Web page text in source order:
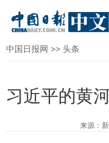
中国日报网 >> 头条
习近平的黄
来源：